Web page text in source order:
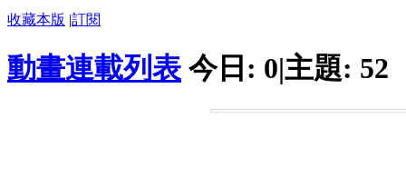
收藏本版 |訂閱
動畫連載列表 今日: 0|主題: 52